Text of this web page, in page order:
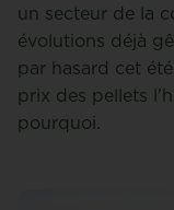
un secteur de la
évolutions déjà
par hasard cet
prix des pellets
pourquoi.